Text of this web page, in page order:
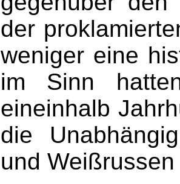
der
weniger eine
im Sinn
eineinhalb
die
und